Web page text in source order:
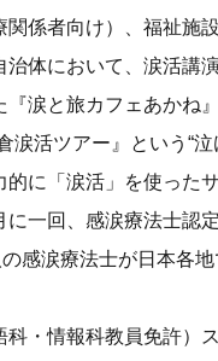
関係者向け）、福祉施
治体において、涙活講
『涙と旅カフェあかね
涙活ツアー』という“
的に「涙活」を使った
に一回、感涙療法士認
感涙療法士が日本各
科・情報科教員免許）